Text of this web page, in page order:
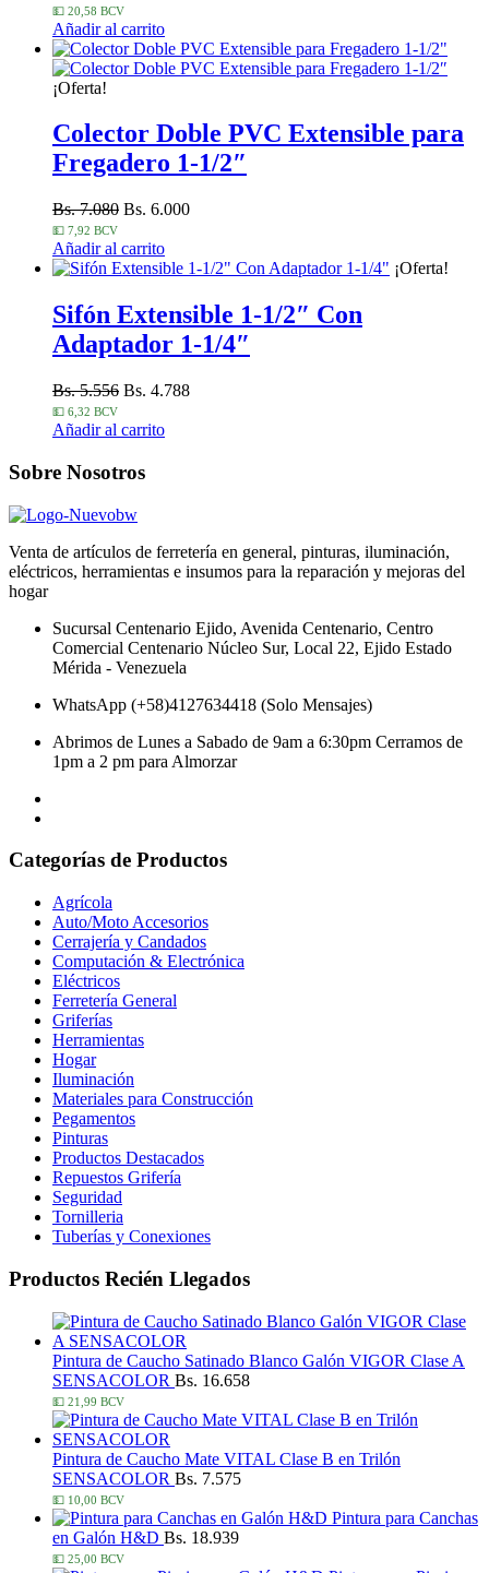
💵 20,58 BCV
Añadir al carrito
¡Oferta!
Colector Doble PVC Extensible para
Fregadero 1-1/2″
Bs. 7.080 Bs. 6.000
💵 7,92 BCV
Añadir al carrito
¡Oferta!
Sifón Extensible 1-1/2″ Con
Adaptador 1-1/4″
Bs. 5.556 Bs. 4.788
💵 6,32 BCV
Añadir al carrito
Sobre Nosotros
Venta de artículos de ferretería en general, pinturas, iluminación,
eléctricos, herramientas e insumos para la reparación y mejoras del
hogar
Sucursal Centenario Ejido, Avenida Centenario, Centro
Comercial Centenario Núcleo Sur, Local 22, Ejido Estado
Mérida - Venezuela
WhatsApp (+58)4127634418 (Solo Mensajes)
Abrimos de Lunes a Sabado de 9am a 6:30pm Cerramos de
1pm a 2 pm para Almorzar
Categorías de Productos
Agrícola
Auto/Moto Accesorios
Cerrajería y Candados
Computación & Electrónica
Eléctricos
Ferretería General
Griferías
Herramientas
Hogar
Iluminación
Materiales para Construcción
Pegamentos
Pinturas
Productos Destacados
Repuestos Grifería
Seguridad
Tornilleria
Tuberías y Conexiones
Productos Recién Llegados
Pintura de Caucho Satinado Blanco Galón VIGOR Clase A
SENSACOLOR Bs. 16.658
💵 21,99 BCV
Pintura de Caucho Mate VITAL Clase B en Trilón
SENSACOLOR Bs. 7.575
💵 10,00 BCV
Pintura para Canchas
en Galón H&D Bs. 18.939
💵 25,00 BCV